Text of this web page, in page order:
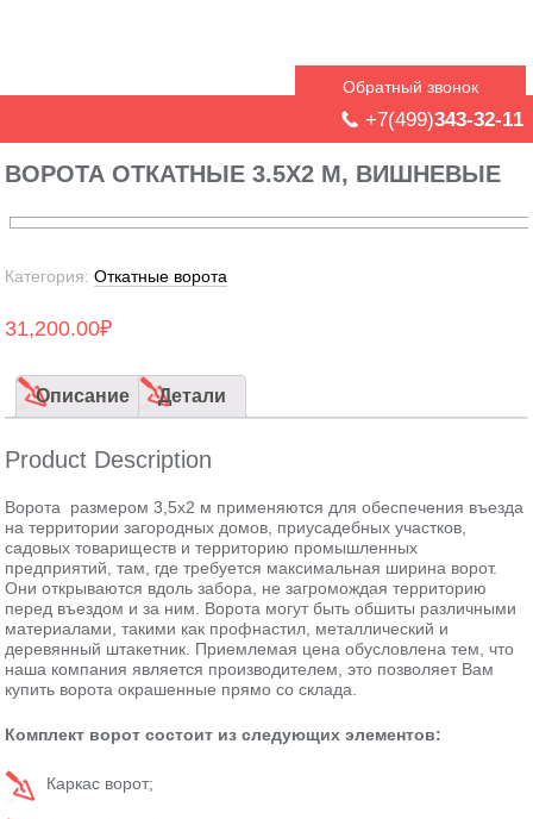
Обратный звонок
+7(499)343-32-11
ВОРОТА ОТКАТНЫЕ 3.5Х2 М, ВИШНЕВЫЕ
Категория:Откатные ворота
31,200.00₽
Описание Детали
Product Description
Ворота размером 3,5х2 м применяются для обеспечения въезда
на территории загородных домов, приусадебных участков,
садовых товариществ и территорию промышленных
предприятий, там, где требуется максимальная ширина ворот.
Они открываются вдоль забора, не загромождая территорию
перед въездом и за ним. Ворота могут быть обшиты различными
материалами, такими как профнастил, металлический и
деревянный штакетник. Приемлемая цена обусловлена тем, что
наша компания является производителем, это позволяет Вам
купить ворота окрашенные прямо со склада.
Комплект ворот состоит из следующих элементов:
Каркас ворот;